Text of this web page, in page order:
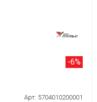
-6%
Арт: 5704010200001